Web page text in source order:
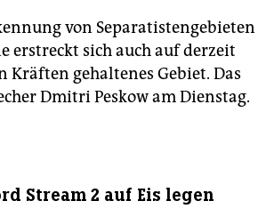
von Separatistengebieten
erstreckt sich auch auf derzeit
Kräften gehaltenes Gebiet. Das
Dmitri Peskow am Dienstag.
Stream 2 auf Eis legen